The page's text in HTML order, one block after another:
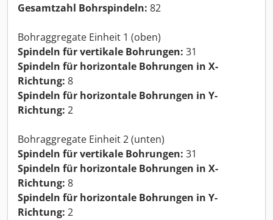
Gesamtzahl Bohrspindeln: 82
Bohraggregate Einheit 1 (oben)
Spindeln für vertikale Bohrungen: 31
Spindeln für horizontale Bohrungen in X-
Richtung: 8
Spindeln für horizontale Bohrungen in Y-
Richtung: 2
Bohraggregate Einheit 2 (unten)
Spindeln für vertikale Bohrungen: 31
Spindeln für horizontale Bohrungen in X-
Richtung: 8
Spindeln für horizontale Bohrungen in Y-
Richtung: 2